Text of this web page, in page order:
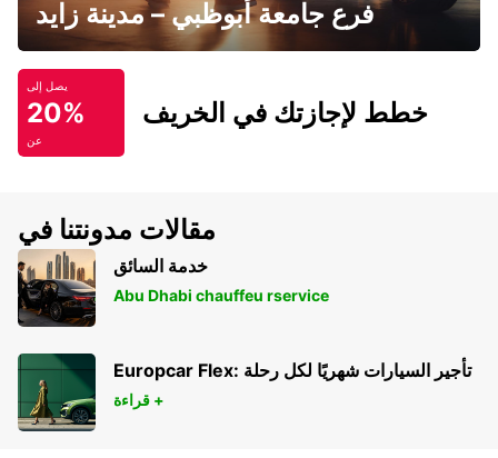
فرع جامعة أبوظبي – مدينة زايد
يصل إلى
20%
عن
خطط لإجازتك في الخريف
مقالات مدونتنا في
خدمة السائق
Abu Dhabi chauffeu rservice
Europcar Flex: تأجير السيارات شهريًا لكل رحلة
قراءة +